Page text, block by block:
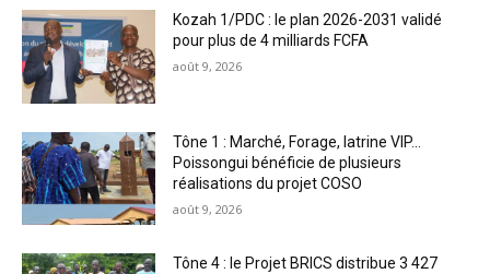
Kozah 1/PDC : le plan 2026-2031 validé
pour plus de 4 milliards FCFA
août 9, 2026
Tône 1 : Marché, Forage, latrine VIP…
Poissongui bénéficie de plusieurs
réalisations du projet COSO
août 9, 2026
Tône 4 : le Projet BRICS distribue 3 427